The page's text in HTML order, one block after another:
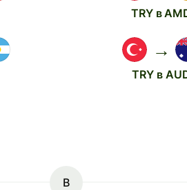
TRY в
→
TRY в
B